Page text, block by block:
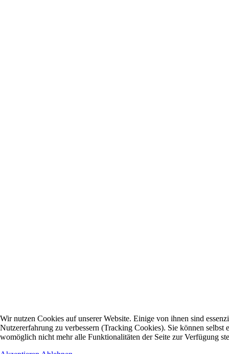
Wir nutzen Cookies auf unserer Website. Einige von ihnen sind
Nutzererfahrung zu verbessern (Tracking Cookies). Sie können
womöglich nicht mehr alle Funktionalitäten der Seite zur Verfügung